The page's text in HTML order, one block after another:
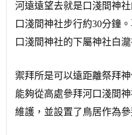
河遠遠望去就是口淺間神社
口淺間神社步行約30分鐘。
口淺間神社的下屬神社白瀧
禦拜所是可以遠距離祭拜神
能夠從高處參拜河口淺間
維護，並設置了鳥居作為參